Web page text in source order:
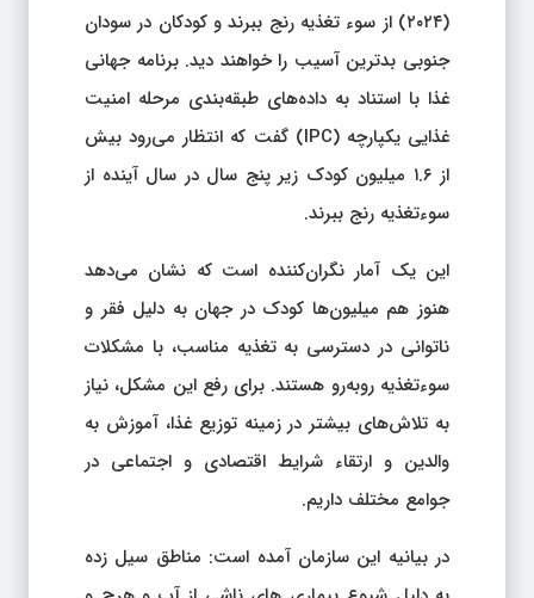
(۲۰۲۴) از سوء تغذیه رنج ببرند و کودکان در سودان
جنوبی بدترین آسیب را خواهند دید. برنامه جهانی
غذا با استناد به داده‌های طبقه‌بندی مرحله امنیت
غذایی یکپارچه (IPC) گفت که انتظار می‌رود بیش
از ۱.۶ میلیون کودک زیر پنج سال در سال آینده از
سوءتغذیه رنج ببرند.
این یک آمار نگران‌کننده است که نشان می‌دهد
هنوز هم میلیون‌ها کودک در جهان به دلیل فقر و
ناتوانی در دسترسی به تغذیه مناسب، با مشکلات
سوءتغذیه روبه‌رو هستند. برای رفع این مشکل، نیاز
به تلاش‌های بیشتر در زمینه توزیع غذا، آموزش به
والدین و ارتقاء شرایط اقتصادی و اجتماعی در
جوامع مختلف داریم.
در بیانیه این سازمان آمده است: مناطق سیل زده